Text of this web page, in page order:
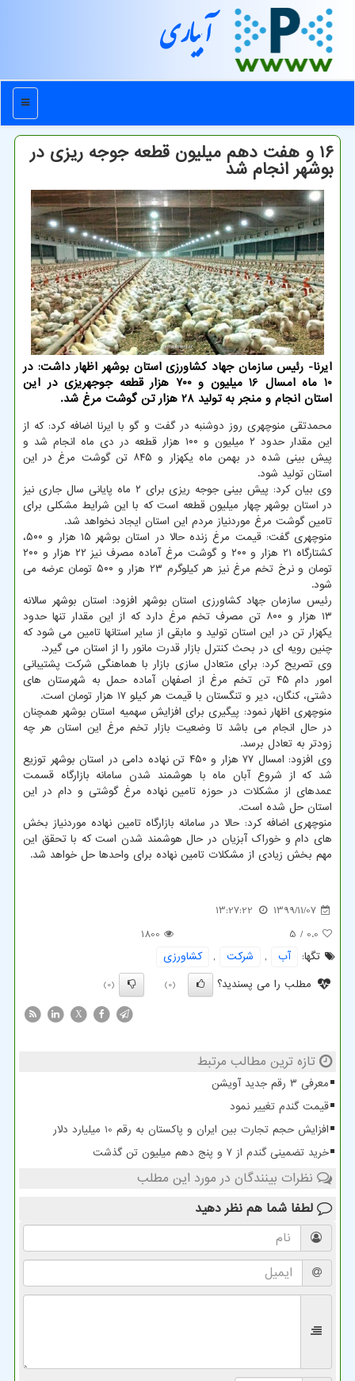
آبیاری
منو
۱۶ و هفت دهم میلیون قطعه جوجه ‎ریزی در
بوشهر انجام شد
ایرنا- رئیس سازمان جهاد کشاورزی استان بوشهر اظهار داشت: در
10 ماه امسال 16 میلیون و 700 هزار قطعه جوجه‎ریزی در این
استان انجام و منجر به تولید 28 هزار تن گوشت مرغ شد.
محمدتقی منوچهری روز دوشنبه در گفت و گو با ایرنا اضافه کرد: که از
این مقدار حدود ۲ میلیون و ۱۰۰ هزار قطعه‎ در دی ماه انجام شد و
پیش بینی شده در بهمن ماه یکهزار و ۸۴۵ تن گوشت مرغ در این
استان تولید شود.
وی بیان کرد: پیش بینی جوجه ریزی برای ۲ ماه پایانی سال جاری نیز
در استان بوشهر چهار میلیون قطعه است که با این شرایط مشکلی برای
تامین گوشت مرغ موردنیاز مردم این استان ایجاد نخواهد شد.
منوچهری گفت: قیمت مرغ زنده حالا در استان بوشهر ۱۵ هزار و ۵۰۰،
کشتارگاه ۲۱ هزار و ۲۰۰ و گوشت مرغ آماده مصرف نیز ۲۲ هزار و ۲۰۰
تومان و نرخ تخم مرغ نیز هر کیلوگرم ۲۳ هزار و ۵۰۰ تومان عرضه می
شود.
رئیس سازمان جهاد کشاورزی استان بوشهر افزود: استان بوشهر سالانه
۱۳ هزار و ۸۰۰ تن مصرف تخم مرغ دارد که از این مقدار تنها حدود
یکهزار تن در این استان تولید و مابقی از سایر استانها تامین می شود که
چنین رویه ای در بحث کنترل بازار قدرت مانور را از استان می گیرد.
وی تصریح کرد: برای متعادل سازی بازار با هماهنگی شرکت پشتیبانی
امور دام ۴۵ تن تخم مرغ از اصفهان آماده حمل به شهرستان های
دشتی، کنگان، دیر و تنگستان با قیمت هر کیلو ۱۷ هزار تومان است.
منوچهری اظهار نمود: پیگیری برای افزایش سهمیه استان بوشهر همچنان
در حال انجام می باشد تا وضعیت بازار تخم مرغ این استان هر چه
زودتر به تعادل برسد.
وی افزود: امسال ۷۷ هزار و ۴۵۰ تن نهاده‎ دامی در استان بوشهر توزیع
شد که از شروع آبان ماه با هوشمند شدن سامانه بازارگاه قسمت
عمده‎ای از مشکلات در حوزه تامین نهاده مرغ گوشتی و دام در این
استان حل شده است.
منوچهری اضافه کرد: حالا در سامانه بازارگاه تامین نهاده موردنیاز بخش
‏های دام و خوراک آبزیان در حال هوشمند شدن است که با تحقق این
مهم بخش زیادی از مشکلات تامین نهاده برای واحدها حل خواهد شد.
1399/11/07
13:27:22
0.0
/ 5
1800
تگها:
آب , شركت ,
كشاورزی
مطلب را می پسندید؟
(0)
(0)
X
تازه ترین مطالب مرتبط
معرفی ۳ رقم جدید آویشن
قیمت گندم تغییر نمود
افزایش حجم تجارت بین ایران و پاکستان به رقم 10 میلیارد دلار
خرید تضمینی گندم از ۷ و پنج دهم میلیون تن گذشت
نظرات بینندگان در مورد این مطلب
لطفا شما هم نظر دهید